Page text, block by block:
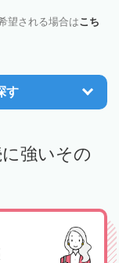
望される場合はこち
す
強いその